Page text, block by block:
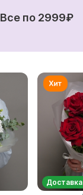
Все по 2999₽